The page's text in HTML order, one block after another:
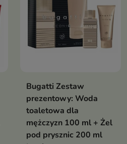
Bugatti Zestaw
prezentowy: Woda
toaletowa dla
mężczyzn 100 ml + Żel
pod prysznic 200 ml